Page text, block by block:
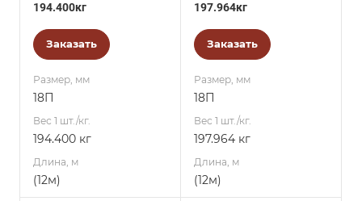
194.400кг
Заказать
Размер, мм
18П
Вес 1 шт./кг.
194.400 кг
Длина, м
(12м)
197.964кг
Заказать
Размер, мм
18П
Вес 1 шт./кг.
197.964 кг
Длина, м
(12м)